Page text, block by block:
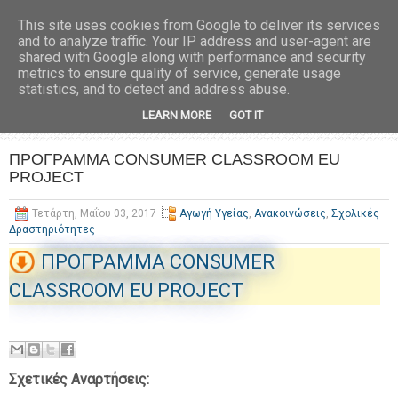
ΠΡΟΓΡΑΜΜΑ CONSUMER CLASSROOM EU
PROJECT
Τετάρτη, Μαΐου 03, 2017 Αγωγή Υγείας, Ανακοινώσεις, Σχολικές
Δραστηριότητες
ΠΡΟΓΡΑΜΜΑ CONSUMER
CLASSROOM EU PROJECT
Σχετικές Αναρτήσεις:
This site uses cookies from Google to deliver its services
and to analyze traffic. Your IP address and user-agent are
shared with Google along with performance and security
metrics to ensure quality of service, generate usage
statistics, and to detect and address abuse.
LEARN MORE GOT IT